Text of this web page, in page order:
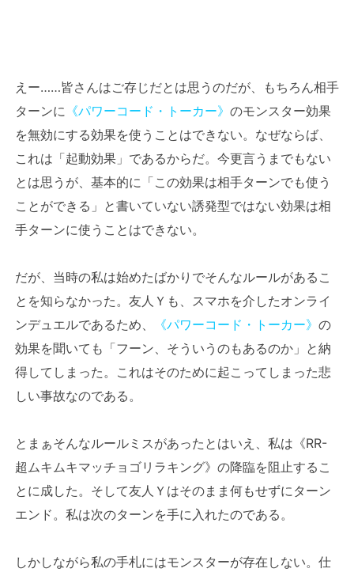
えー……皆さんはご存じだとは思うのだが、もちろん相手
ターンに 《パワーコード・トーカー》 のモンスター効果
を無効にする効果を使うことはできない。なぜならば、
これは「起動効果」であるからだ。今更言うまでもない
とは思うが、基本的に「この効果は相手ターンでも使う
ことができる」と書いていない誘発型ではない効果は相
手ターンに使うことはできない。
だが、当時の私は始めたばかりでそんなルールがあるこ
とを知らなかった。友人Ｙも、スマホを介したオンライ
ンデュエルであるため、
《パワーコード・トーカー》 の
効果を聞いても「フーン、そういうのもあるのか」と納
得してしまった。これはそのために起こってしまった悲
しい事故なのである。
とまぁそんなルールミスがあったとはいえ、私は《RR-
超ムキムキマッチョゴリラキング》の降臨を阻止するこ
とに成した。そして友人Ｙはそのまま何もせずにターン
エンド。私は次のターンを手に入れたのである。
しかしながら私の手札にはモンスターが存在しない。仕